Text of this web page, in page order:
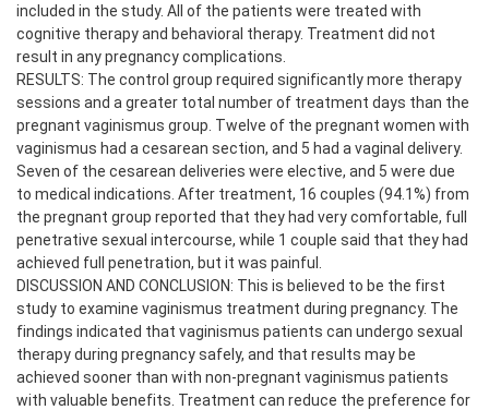
included in the study. All of the patients were treated with
cognitive therapy and behavioral therapy. Treatment did not
result in any pregnancy complications.
RESULTS: The control group required significantly more therapy
sessions and a greater total number of treatment days than the
pregnant vaginismus group. Twelve of the pregnant women with
vaginismus had a cesarean section, and 5 had a vaginal delivery.
Seven of the cesarean deliveries were elective, and 5 were due
to medical indications. After treatment, 16 couples (94.1%) from
the pregnant group reported that they had very comfortable, full
penetrative sexual intercourse, while 1 couple said that they had
achieved full penetration, but it was painful.
DISCUSSION AND CONCLUSION: This is believed to be the first
study to examine vaginismus treatment during pregnancy. The
findings indicated that vaginismus patients can undergo sexual
therapy during pregnancy safely, and that results may be
achieved sooner than with non-pregnant vaginismus patients
with valuable benefits. Treatment can reduce the preference for